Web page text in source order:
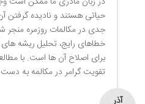
حیاتی هستند و نادیده گرفتن
جدی در مکالمات روزمره منجر
خطاهای رایج، تحلیل ریشه های
برای اصلاح آن ها است. با
تقویت گرامر در مکالمه به
آذر